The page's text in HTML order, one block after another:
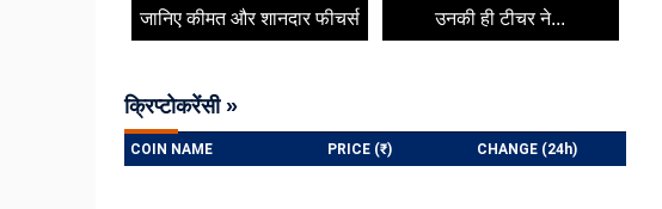
जानिए कीमत और शानदार फीचर्स
उनकी ही टीचर ने...
क्रिप्टोकरेंसी »